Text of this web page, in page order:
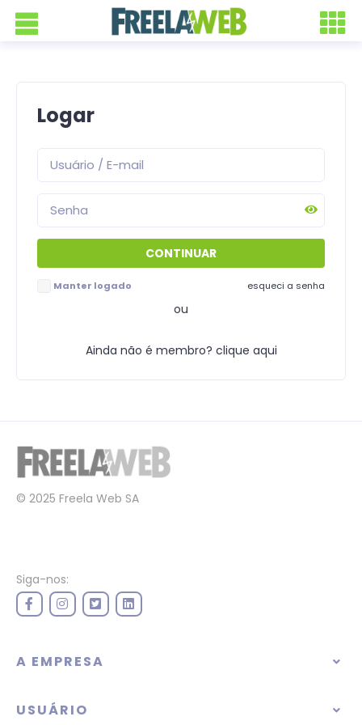
Logar
Manter logado esqueci a senha
ou
Ainda não é membro? clique aqui
© 2025 Freela Web SA
Siga-nos:
A EMPRESA
USUÁRIO